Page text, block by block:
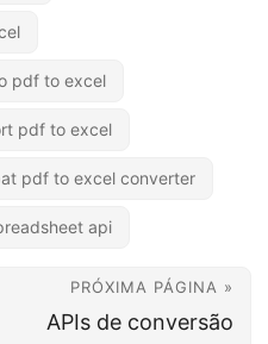
pdf to excel
pdf to excel
pdf to excel converter
api
PRÓXIMA PÁGINA »
APIs de conversão